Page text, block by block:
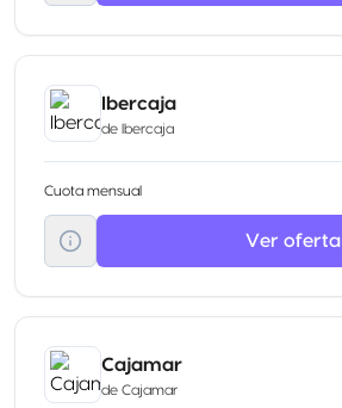
Ibercaja
de Ibercaja
Cuota mensual
Ver oferta
Cajamar
de Cajamar